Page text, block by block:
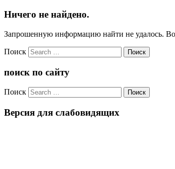
Ничего не найдено.
Запрошенную информацию найти не удалось.
Поиск
поиск по сайту
Поиск
Версия для слабовидящих